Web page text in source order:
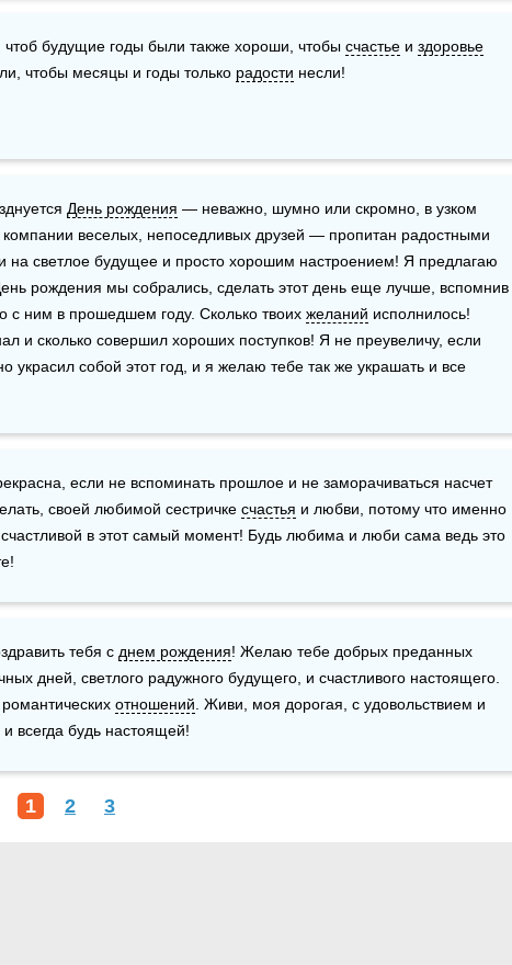
будущие годы были также хороши, чтобы счастье и здоровье
чтобы месяцы и годы только радости несли!
День рождения — неважно, шумно или скромно, в узком
компании веселых, непоседливых друзей — пропитан радостными
на светлое будущее и просто хорошим настроением! Я предлагаю
рождения мы собрались, сделать этот день еще лучше, вспомнив
с ним в прошедшем году. Сколько твоих желаний исполнилось!
и сколько совершил хороших поступков! Я не преувеличу, если
украсил собой этот год, и я желаю тебе так же украшать и все
если не вспоминать прошлое и не заморачиваться насчет
своей любимой сестричке счастья
счастливой в этот самый момент! Будь любима и люби сама ведь это
тебя с днем рождения
дней, светлого радужного будущего, и счастливого настоящего.
отношений . Живи, моя дорогая, с удовольствием и
и всегда будь настоящей!
1 2 3